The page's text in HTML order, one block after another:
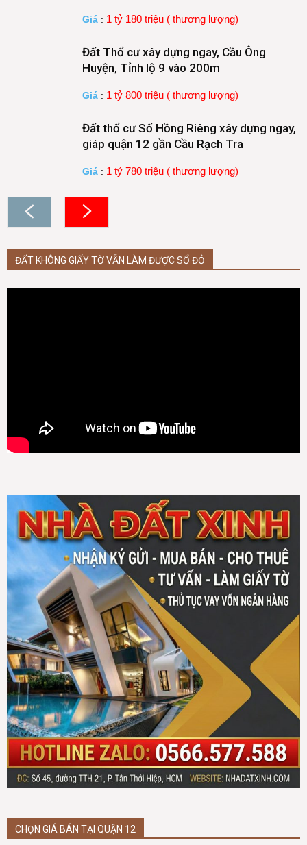
Giá : 1 tỷ 180 triệu ( thương lượng)
Đất Thổ cư xây dựng ngay, Cầu Ông
Huyện, Tỉnh lộ 9 vào 200m
Giá : 1 tỷ 800 triệu ( thương lượng)
Đất thổ cư Sổ Hồng Riêng xây dựng ngay,
giáp quận 12 gần Cầu Rạch Tra
Giá : 1 tỷ 780 triệu ( thương lượng)
ĐẤT KHÔNG GIẤY TỜ VẪN LÀM ĐƯỢC SỔ ĐỎ
CHỌN GIÁ BÁN TẠI QUẬN 12